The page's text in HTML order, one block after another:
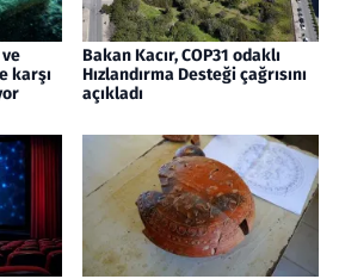
ve
karşı
Bakan Kacır, COP31 odaklı
Hızlandırma Desteği çağrısını
açıkladı